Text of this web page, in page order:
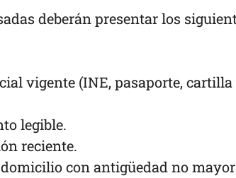
deberán presentar los
vigente (INE, pasaporte,
legible.
reciente.
con antigüedad no mayor